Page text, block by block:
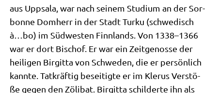
aus Upp­sa­la, war nach sei­nem Stu­di­um an der Sor­
bon­ne Dom­herr in der Stadt Tur­ku (schwe­disch
à…bo) im Süd­we­sten Finn­lands. Von 1338–1366
war er dort Bischof. Er war ein Zeit­ge­nos­se der
hei­li­gen Bir­git­ta von Schwe­den, die er per­sön­lich
kann­te. Tat­kräf­tig besei­tig­te er im Kle­rus Ver­stö­
ße gegen den Zöli­bat. Bir­git­ta schil­der­te ihn als